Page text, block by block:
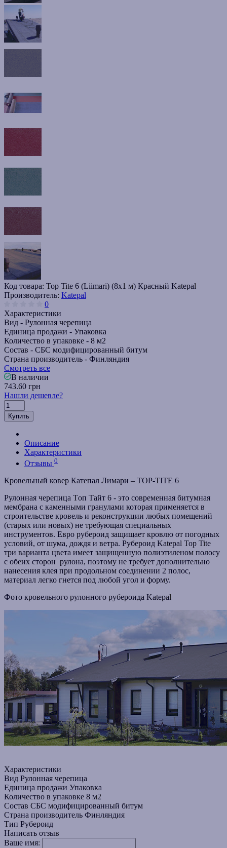
Код товара: Top Tite 6 (Liimari) (8х1 м) Красный Katepal
Производитель: Katepal
0
Характеристики
Вид - Рулонная черепица
Единица продажи - Упаковка
Количество в упаковке - 8 м2
Состав - СБС модифицированный битум
Страна производитель - Финляндия
Смотреть все
В наличии
743.60 грн
Нашли дешевле?
Купить
Описание
Характеристики
Отзывы 0
Кровельный ковер Катепал Лимари – TOP-TITE 6
Рулонная черепица Tоп Тайт 6 - это современная битумная
мембрана с каменными гранулами которая применяется в
строительстве кровель и реконструкции любых помещений
(старых или новых) не требующая специальных
инструментов. Евро рубероид защищает кровлю от погодных
условий, от шума, дождя и ветра. Рубероид Katepal Top Tite
три варианта цвета имеет защищенную полиэтиленом полосу
с обеих сторон рулона, поэтому не требует дополнительно
нанесения клея при продольном соединении 2 полос,
материал легко гнется под любой угол и форму.
Фото кровельного рулонного рубероида Katepal
Характеристики
Вид Рулонная черепица
Единица продажи Упаковка
Количество в упаковке 8 м2
Состав СБС модифицированный битум
Страна производитель Финляндия
Тип Рубероид
Написать отзыв
Ваше имя: